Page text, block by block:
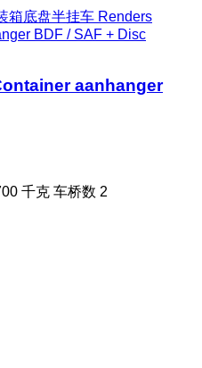
箱底盘半挂车 Renders
BDF / SAF + Disc
aanhanger
千克 车桥数 2